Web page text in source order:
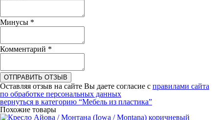
Минусы *
Комментарий *
ОТПРАВИТЬ ОТЗЫВ
Оставляя отзыв на сайте Вы даете согласие с правилами сайта
по обработке персональных данных
вернуться в категорию “Мебель из пластика”
Похожие товары